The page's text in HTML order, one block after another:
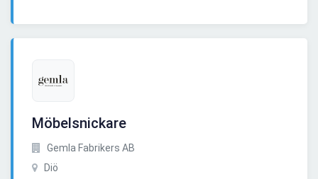
Möbelsnickare
Gemla Fabrikers AB
Diö